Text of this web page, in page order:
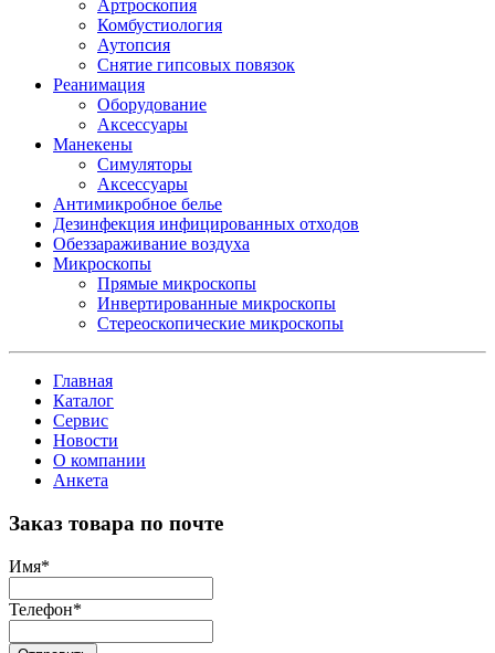
Артроскопия
Комбустиология
Аутопсия
Снятие гипсовых повязок
Реанимация
Оборудование
Аксессуары
Манекены
Симуляторы
Аксессуары
Антимикробное белье
Дезинфекция инфицированных отходов
Обеззараживание воздуха
Микроскопы
Прямые микроскопы
Инвертированные микроскопы
Стереоскопические микроскопы
Главная
Каталог
Сервис
Новости
О компании
Анкета
Заказ товара по почте
Имя*
Телефон*